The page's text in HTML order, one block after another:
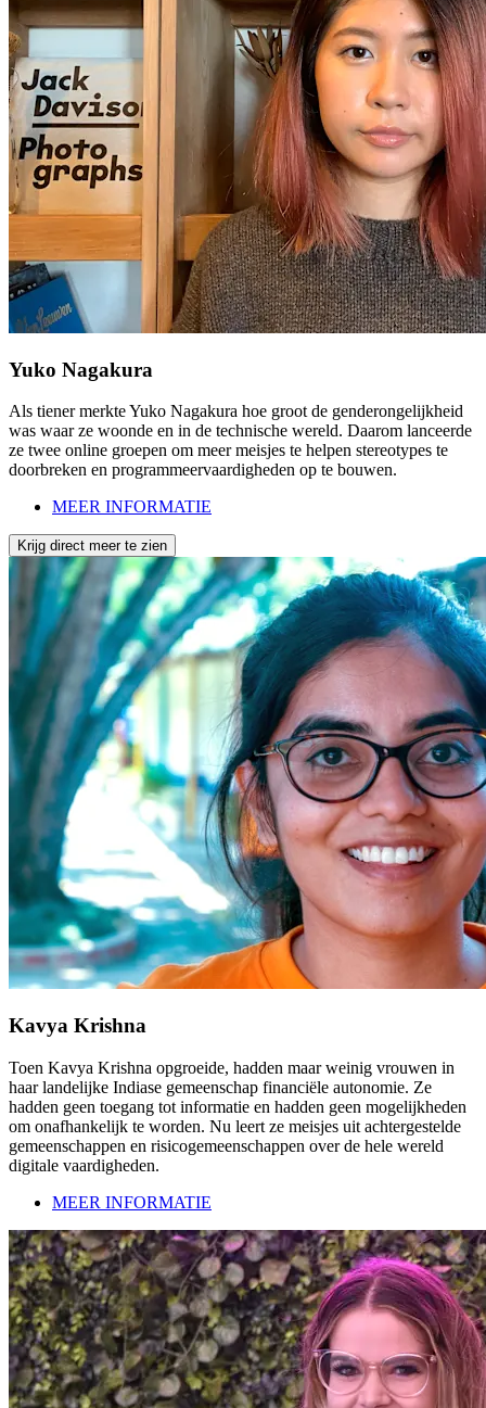
Yuko Nagakura
Als tiener merkte Yuko Nagakura hoe groot de genderongelijkheid
was waar ze woonde en in de technische wereld. Daarom lanceerde
ze twee online groepen om meer meisjes te helpen stereotypes te
doorbreken en programmeervaardigheden op te bouwen.
MEER INFORMATIE
Krijg direct meer te zien
Kavya Krishna
Toen Kavya Krishna opgroeide, hadden maar weinig vrouwen in
haar landelijke Indiase gemeenschap financiële autonomie. Ze
hadden geen toegang tot informatie en hadden geen mogelijkheden
om onafhankelijk te worden. Nu leert ze meisjes uit achtergestelde
gemeenschappen en risicogemeenschappen over de hele wereld
digitale vaardigheden.
MEER INFORMATIE